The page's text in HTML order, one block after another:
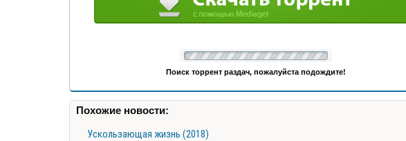
Поиск торрент раздач, пожалуйста подождите!
Похожие новости:
Ускользающая жизнь (2018)